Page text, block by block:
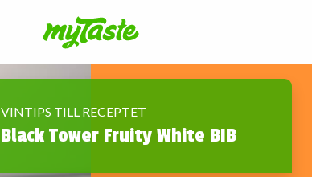
VINTIPS TILL RECEPTET
Black Tower Fruity White BIB